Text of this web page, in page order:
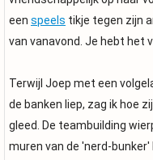
een speels tikje tegen zijn
van vanavond. Je hebt het
Terwijl Joep met een
de banken liep, zag ik hoe
gleed. De teambuilding
muren van de 'nerd-